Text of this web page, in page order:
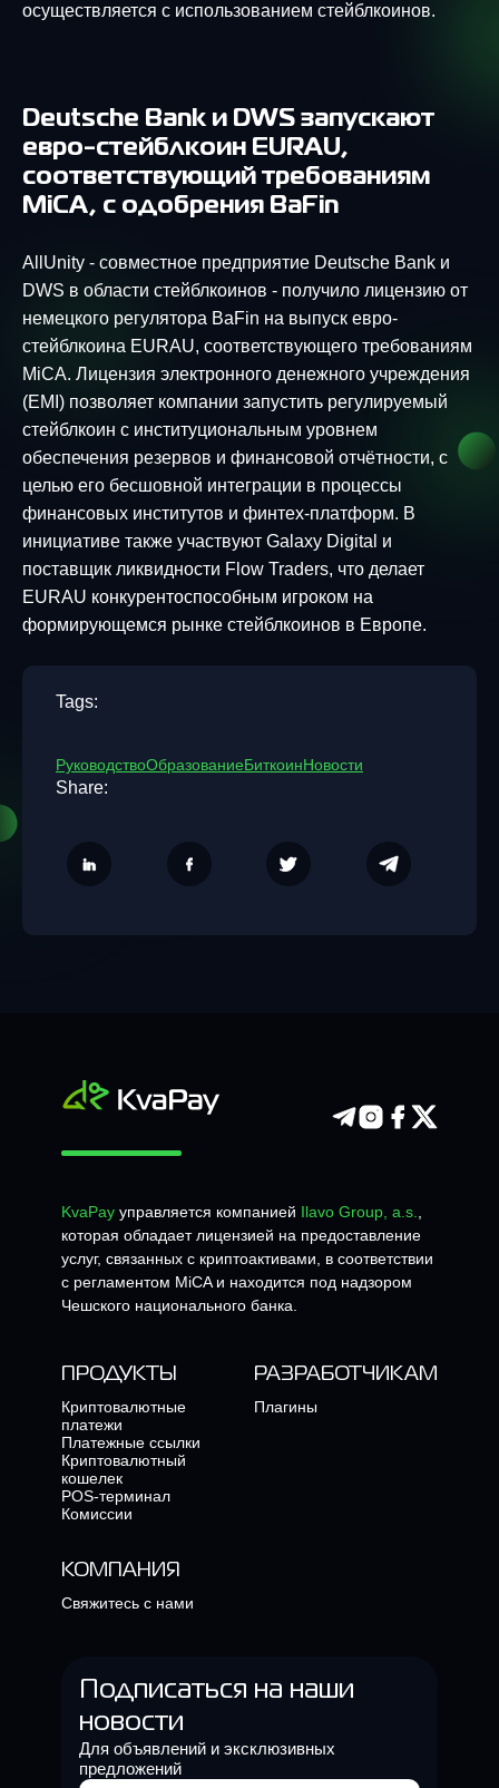
осуществляется с использованием стейблкоинов.
Deutsche Bank и DWS запускают
евро-стейблкоин EURAU,
соответствующий требованиям
MiCA, с одобрения BaFin
AllUnity - совместное предприятие Deutsche Bank и
DWS в области стейблкоинов - получило лицензию от
немецкого регулятора BaFin на выпуск евро-
стейблкоина EURAU, соответствующего требованиям
MiCA. Лицензия электронного денежного учреждения
(EMI) позволяет компании запустить регулируемый
стейблкоин с институциональным уровнем
обеспечения резервов и финансовой отчётности, с
целью его бесшовной интеграции в процессы
финансовых институтов и финтех-платформ. В
инициативе также участвуют Galaxy Digital и
поставщик ликвидности Flow Traders, что делает
EURAU конкурентоспособным игроком на
формирующемся рынке стейблкоинов в Европе.
Tags:
РуководствоОбразованиеБиткоинНовости
Share:
KvaPay управляется компанией Ilavo Group, a.s.
которая обладает лицензией на предоставление
услуг, связанных с криптоактивами, в соответствии
с регламентом MiCA и находится под надзором
Чешского национального банка.
ПРОДУКТЫ
Криптовалютные
платежи
Платежные ссылки
Криптовалютный
кошелек
POS-терминал
Комиссии
РАЗРАБОТЧИКАМ
Плагины
КОМПАНИЯ
Свяжитесь с нами
Подписаться на наши
новости
Для объявлений и эксклюзивных
предложений